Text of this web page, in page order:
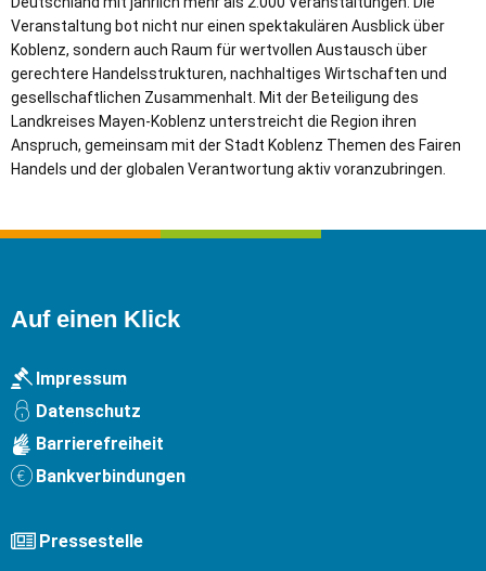
Veranstaltung bot nicht nur einen spektakulären Ausblick über
Koblenz, sondern auch Raum für wertvollen Austausch über
gerechtere Handelsstrukturen, nachhaltiges Wirtschaften und
gesellschaftlichen Zusammenhalt. Mit der Beteiligung des
Landkreises Mayen-Koblenz unterstreicht die Region ihren
Anspruch, gemeinsam mit der Stadt Koblenz Themen des Fairen
Handels und der globalen Verantwortung aktiv voranzubringen.
Auf einen Klick
Impressum
Datenschutz
Barrierefreiheit
Bankverbindungen
Pressestelle